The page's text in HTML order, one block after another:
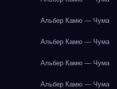
Альбер Камю — Чума
Альбер Камю — Чума
Альбер Камю — Чума
Альбер Камю — Чума